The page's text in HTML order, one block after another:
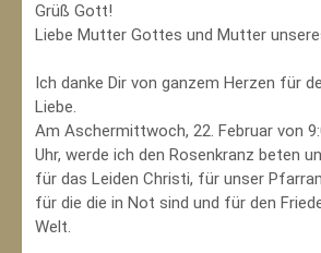
Grüß Gott!
Liebe Mutter Gottes und Mutter
Ich danke Dir von ganzem Herzen für
Liebe.
Am Aschermittwoch, 22. Februar von
Uhr, werde ich den Rosenkranz beten
für das Leiden Christi, für unser
für die die in Not sind und für den
Welt.